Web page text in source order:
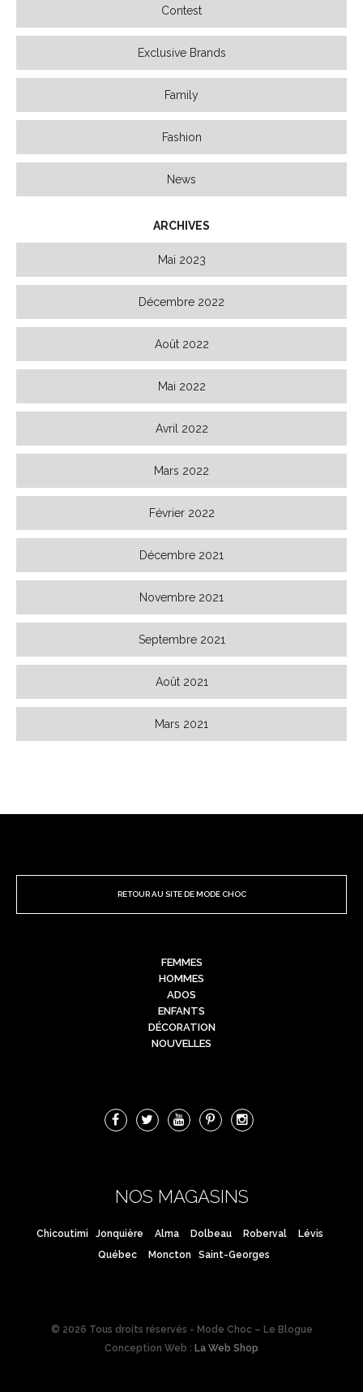
Contest
Exclusive Brands
Family
Fashion
News
ARCHIVES
Mai 2023
Décembre 2022
Août 2022
Mai 2022
Avril 2022
Mars 2022
Février 2022
Décembre 2021
Novembre 2021
Septembre 2021
Août 2021
Mars 2021
RETOUR AU SITE DE MODE CHOC
FEMMES
HOMMES
ADOS
ENFANTS
DÉCORATION
NOUVELLES
NOS MAGASINS
Chicoutimi Jonquière Alma Dolbeau Roberval
Lévis
Québec
Moncton Saint-Georges
© 2026 Tous droits réservés - Mode Choc – Le Blogue
Conception Web : La Web Shop